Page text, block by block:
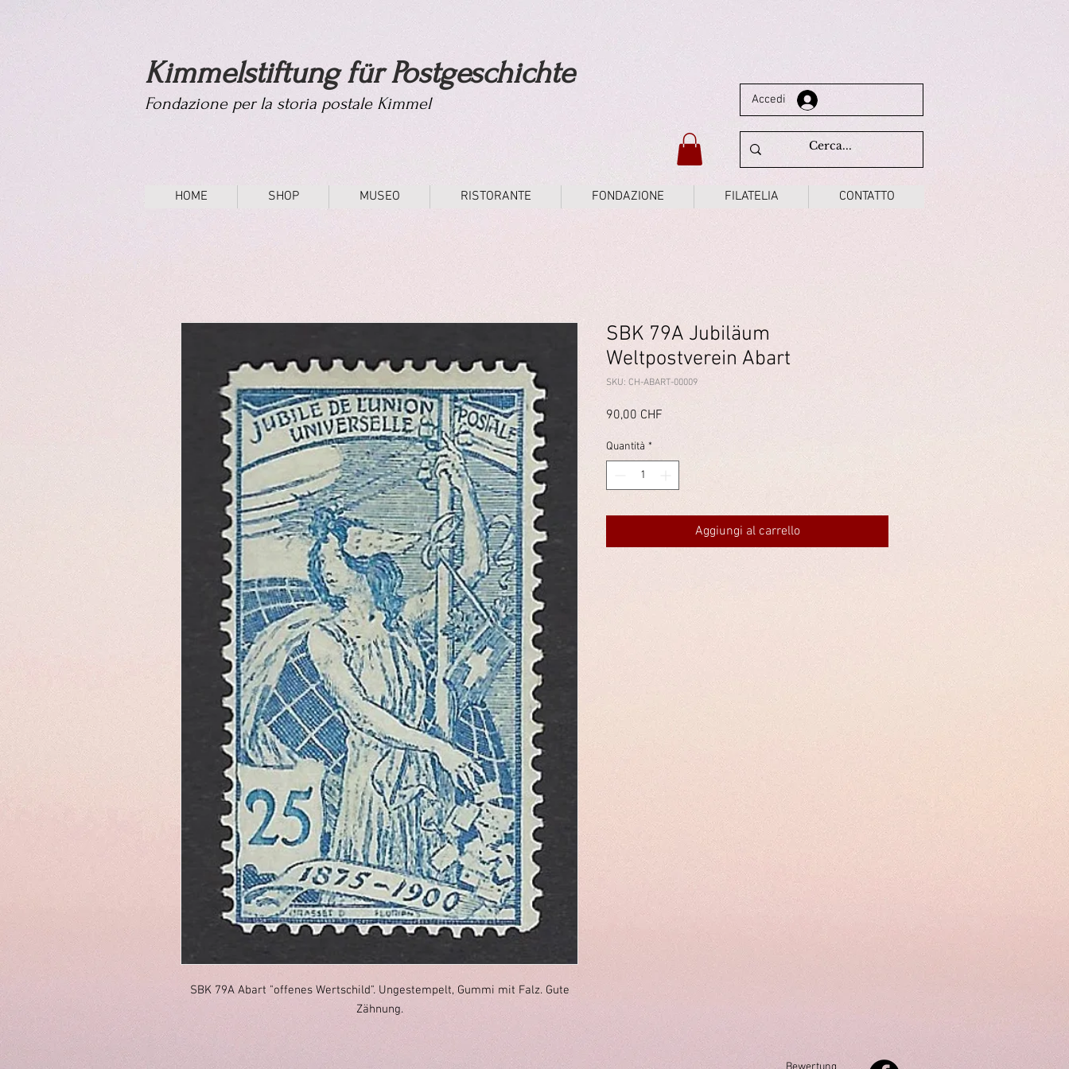
Kimmelstiftung für Postgeschichte
Fondazione per la storia postale Kimmel Accedi
HOME SHOP MUSEO RISTORANTE FONDAZIONE FILATELIA CONTATTO
SBK 79A Abart "offenes Wertschild". Ungestempelt, Gummi mit Falz. Gute
Zähnung.
SBK 79A Jubiläum
Weltpostverein Abart
SKU: CH-ABART-00009
90,00 CHF
Quantità *
Aggiungi al carrello